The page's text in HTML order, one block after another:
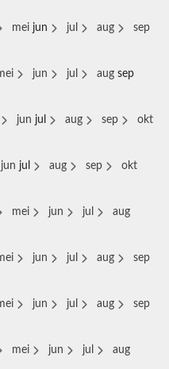
mei jun jul aug
sep
jun jul aug sep
jun jul aug sep
okt
jun jul aug sep
okt
mei jun jul
aug
jun jul aug
sep
jun jul aug
sep
mei jun jul
aug